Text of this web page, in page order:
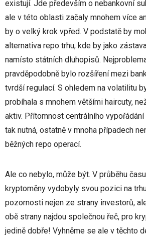
existují. Jde především o nebankovní
ale v této oblasti začaly mnohem více
by o velký krok vpřed. V podstatě by
alternativa repo trhu, kde by jako
namísto státních dluhopisů.
pravděpodobně bylo rozšíření mezi
tvrdší regulací. S ohledem na volatilitu
probíhala s mnohem většími haircuty,
aktiv. Přítomnost centrálního
tak nutná, ostatně v mnoha případech
běžných repo operací.
Ale co nebylo, může být. V průběhu
kryptoměny vydobyly svou pozici na
pozornosti nejen ze strany investorů,
obě strany najdou společnou řeč, pro
jedině dobře! Vyhněme se ale v těchto